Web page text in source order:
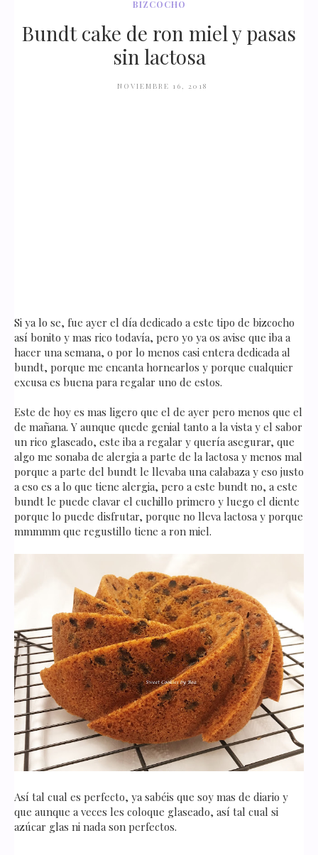
BIZCOCHO
Bundt cake de ron miel y pasas
sin lactosa
NOVIEMBRE 16, 2018
Si ya lo se, fue ayer el día dedicado a este tipo de bizcocho
así bonito y mas rico todavía, pero yo ya os avise que iba a
hacer una semana, o por lo menos casi entera dedicada al
bundt, porque me encanta hornearlos y porque cualquier
excusa es buena para regalar uno de estos.
Este de hoy es mas ligero que el de ayer pero menos que el
de mañana. Y aunque quede genial tanto a la vista y el sabor
un rico glaseado, este iba a regalar y quería asegurar, que
algo me sonaba de alergia a parte de la lactosa y menos mal
porque a parte del bundt le llevaba una calabaza y eso justo
a eso es a lo que tiene alergia, pero a este bundt no, a este
bundt le puede clavar el cuchillo primero y luego el diente
porque lo puede disfrutar, porque no lleva lactosa y porque
mmmmm que regustillo tiene a ron miel.
Así tal cual es perfecto, ya sabéis que soy mas de diario y
que aunque a veces les coloque glaseado, así tal cual si
azúcar glas ni nada son perfectos.